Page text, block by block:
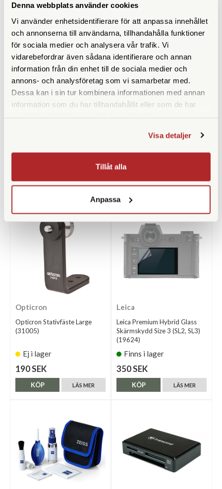
Denna webbplats använder cookies
Vi använder enhetsidentifierare för att anpassa innehållet
och annonserna till användarna, tillhandahålla funktioner
för sociala medier och analysera vår trafik. Vi
vidarebefordrar även sådana identifierare och annan
information från din enhet till de sociala medier och
annons- och analysföretag som vi samarbetar med.
Dessa kan i sin tur kombinera informationen med annan
information som du har tillhandahållit eller som de har
Visa detaljer
Tillåt alla
Anpassa
Ej i lager
LÄS MER
KÖP
Hama Kortläsare USB 3.0 Multi
Finns i lager
190 SEK
LÄS MER
KÖP
Opticron
Opticron Stativfäste Large
(31005)
Ej i lager
190 SEK
LÄS MER
KÖP
Leica
Leica Premium Hybrid Glass
Skärmskydd Size 3 (SL2, SL3)
(19624)
Finns i lager
350 SEK
LÄS MER
KÖP